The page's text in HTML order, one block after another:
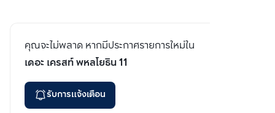
คุณจะไม่พลาด หากมีประกาศรายการใหม่ใน
เดอะ เครสท์ พหลโยธิน 11
รับการแจ้งเตือน